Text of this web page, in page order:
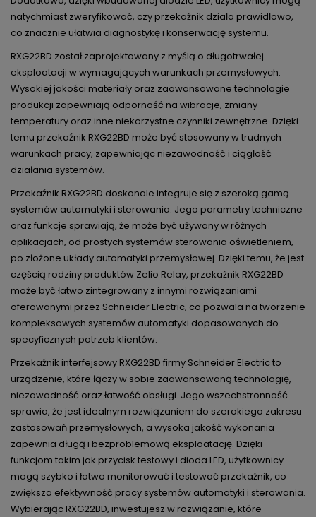
natychmiast zweryfikować, czy przekaźnik działa prawidłowo,
co znacznie ułatwia diagnostykę i konserwację systemu.
RXG22BD został zaprojektowany z myślą o długotrwałej
eksploatacji w wymagających warunkach przemysłowych.
Wysokiej jakości materiały oraz zaawansowane technologie
produkcji zapewniają odporność na wibracje, zmiany
temperatury oraz inne niekorzystne czynniki zewnętrzne. Dzięki
temu przekaźnik RXG22BD może być stosowany w trudnych
warunkach pracy, zapewniając niezawodność i ciągłość
działania systemów.
Przekaźnik RXG22BD doskonale integruje się z szeroką gamą
systemów automatyki i sterowania. Jego parametry techniczne
oraz funkcje sprawiają, że może być używany w różnych
aplikacjach, od prostych systemów sterowania oświetleniem,
po złożone układy automatyki przemysłowej. Dzięki temu, że jest
częścią rodziny produktów Zelio Relay, przekaźnik RXG22BD
może być łatwo zintegrowany z innymi rozwiązaniami
oferowanymi przez Schneider Electric, co pozwala na tworzenie
kompleksowych systemów automatyki dopasowanych do
specyficznych potrzeb klientów.
Przekaźnik interfejsowy RXG22BD firmy Schneider Electric to
urządzenie, które łączy w sobie zaawansowaną technologię,
niezawodność oraz łatwość obsługi. Jego wszechstronność
sprawia, że jest idealnym rozwiązaniem do szerokiego zakresu
zastosowań przemysłowych, a wysoka jakość wykonania
zapewnia długą i bezproblemową eksploatację. Dzięki
funkcjom takim jak przycisk testowy i dioda LED, użytkownicy
mogą szybko i łatwo monitorować i testować przekaźnik, co
zwiększa efektywność pracy systemów automatyki i sterowania.
Wybierając RXG22BD, inwestujesz w rozwiązanie, które